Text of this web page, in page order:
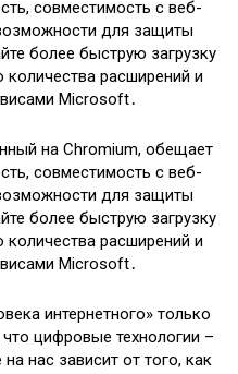
совместимость с веб-
для защиты
более быструю загрузку
расширений и
Microsoft․
на Chromium, обещает
совместимость с веб-
для защиты
более быструю загрузку
расширений и
Microsoft․
интернетного» только
цифровые технологии –
нас зависит от того, как